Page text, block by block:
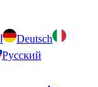
Deutsch
Русский